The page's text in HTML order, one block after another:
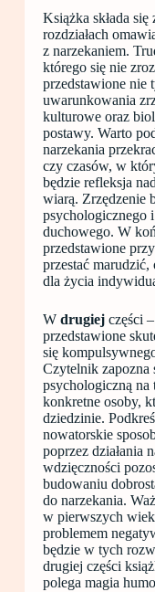
Książka składa się
rozdziałach
z narzekaniem.
którego się nie
przedstawione nie
uwarunkowania
kulturowe oraz
postawy. Warto
narzekania
czy czasów, w
będzie refleksja
wiarą. Zrzędzenie
psychologicznego
duchowego. W
przedstawione
przestać
dla życia
W drugiejczęści
przedstawione
się
Czytelnik zapozna
psychologiczną na
konkretne osoby,
dziedzinie.
nowatorskie
poprzez działania
wdzięczności
budowaniu
do narzekania.
w pierwszych
problemem
będzie w tych
drugiej części
polega magia